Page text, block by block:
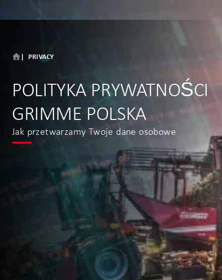
PRIVACY
POLITYKA PRYWATNOŚCI
GRIMME POLSKA
Jak przetwarzamy Twoje dane osobowe